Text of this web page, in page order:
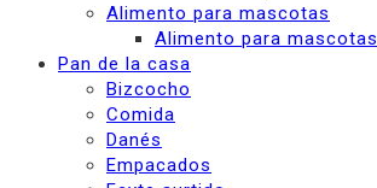
Alimento para mascotas
Alimento para mascotas
Pan de la casa
Bizcocho
Comida
Danés
Empacados